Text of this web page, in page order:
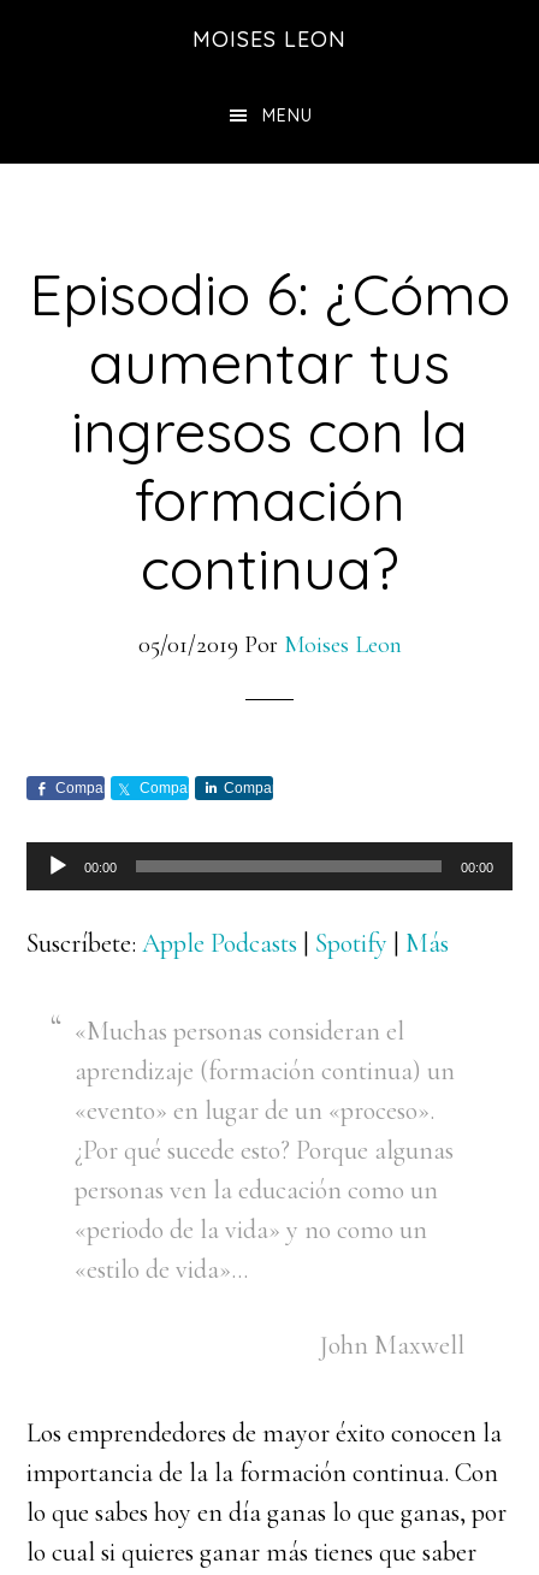
MOISES LEON
MENU
Episodio 6: ¿Cómo
aumentar tus
ingresos con la
formación
continua?
05/01/2019 Por Moises Leon
Comparte Comparte Comparte
Reproductor
de
audio
00:00 00:00
Suscríbete:Apple Podcasts | Spotify | Más
«Muchas personas consideran el
aprendizaje (formación continua) un
«evento» en lugar de un «proceso».
¿Por qué sucede esto? Porque algunas
personas ven la educación como un
«periodo de la vida» y no como un
«estilo de vida»…
John Maxwell
Los emprendedores de mayor éxito conocen la
importancia de la la formación continua. Con
lo que sabes hoy en día ganas lo que ganas, por
lo cual si quieres ganar más tienes que saber